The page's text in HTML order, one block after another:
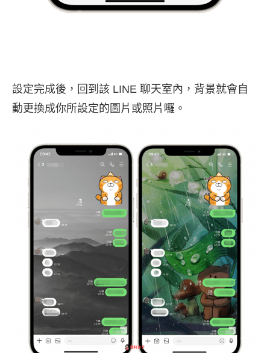
設定完成後，回到該 LINE 聊天室內，背景就會自
動更換成你所設定的圖片或照片囉。